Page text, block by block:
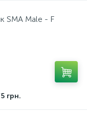
SMA Male - F
грн.